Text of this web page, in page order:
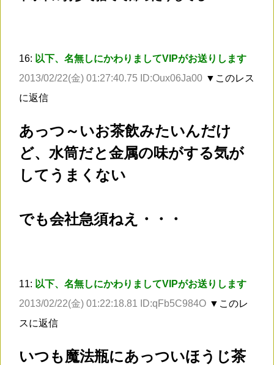
16: 以下、名無しにかわりましてVIPがお送りします
2013/02/22(金) 01:27:40.75 ID:Oux06Ja00 ▼このレス
に返信
あっつ～いお茶飲みたいんだけ
ど、水筒だと金属の味がする気が
してうまくない
でも会社急須ねえ・・・
11: 以下、名無しにかわりましてVIPがお送りします
2013/02/22(金) 01:22:18.81 ID:qFb5C984O ▼このレ
スに返信
いつも魔法瓶にあっついほうじ茶